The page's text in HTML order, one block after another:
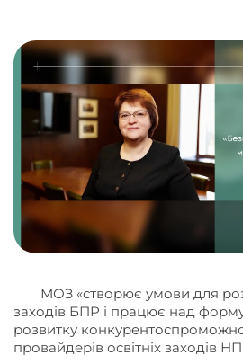
МОЗ «створює умови для
заходів БПР і працює над
розвитку
провайдерів освітніх заходів